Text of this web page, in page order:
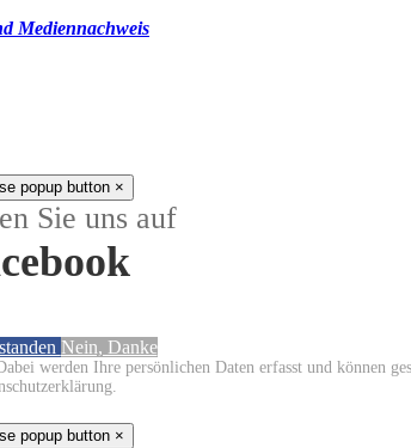
Mediennachweis
×
Sie uns auf
Nein, Danke
werden Ihre persönlichen Daten erfasst und können
×